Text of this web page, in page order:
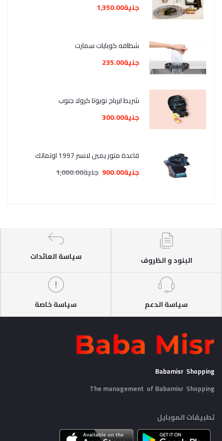
جنية1,350.00
شطافه كوبايات سمارت
جنية235.00
شريط ايرباج تويوتا كرولا جنوب
جنية300.00
قاعدة متور يمين لانسر 1997 اوتماتك
جنية900.00
جنية1,000.00
البنود و الظروف سياسة العائدات
سياسة الدعم سياسة خاصة
Babamisr Shopping
The management of Babamisr Shopping
تطبيقات الموبايل